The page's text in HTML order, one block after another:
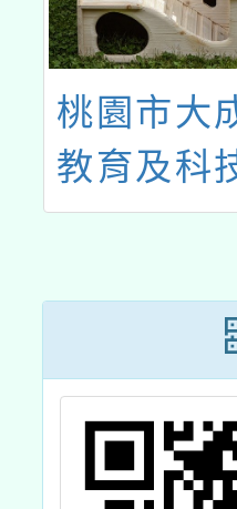
桃園市大
教育及科
辦理115
月教師